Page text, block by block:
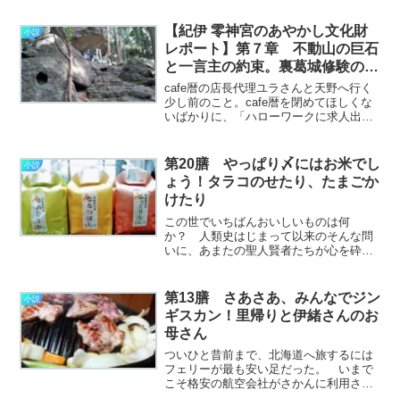
っており、創業者の方に取材をするため
その会社を訪問したのだっ………………
～続きを読む～
小説
【紀伊 零神宮のあやかし文化財
レポート】第７章 不動山の巨石
と一言主の約束。裏葛城修験の結
界守
cafe暦の店長代理ユラさんと天野へ行く
少し前のこと。cafe暦を閉めてほしくな
いばかりに、「ハローワークに求人出し
た。もちろんユラさん不在の間、マスタ
ーの代わりが務ま………………～続きを
読む～
小説
第20膳 やっぱり〆にはお米でし
ょう！タラコのせたり、たまごか
けたり
この世でいちばんおいしいものは何
か？ 人類史はじまって以来のそんな問
いに、あまたの聖人賢者たちが心を砕い
なエピソードを二つご紹介したいと思い
ます。 一つ目はかの"東照
大………………～続きを読む～
小説
第13膳 さあさあ、みんなでジン
ギスカン！里帰りと伊緒さんのお
母さん
ついひと昔前まで、北海道へ旅するには
フェリーが最も安い足だった。 いまで
こそ格安の航空会社がさかんに利用され